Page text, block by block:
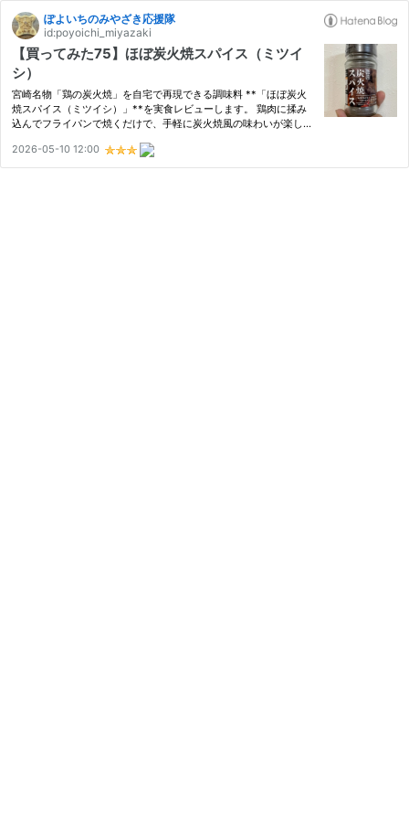
ぽよいちのみやざき応援隊
id:poyoichi_miyazaki
【買ってみた75】ほぼ炭火焼スパイス（ミツイ
シ）
宮崎名物「鶏の炭火焼」を自宅で再現できる調味料 **「ほぼ炭火
焼スパイス（ミツイシ）」**を実食レビューします。 鶏肉に揉み
込んでフライパンで焼くだけで、手軽に炭火焼風の味わいが楽しめ
りになり、ガーリックや唐辛子の効いたパンチのある味が特徴で
す…
2026-05-10 12:00